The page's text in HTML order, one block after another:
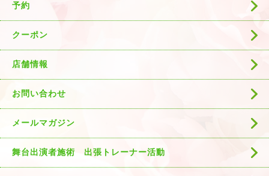
予約
クーポン
店舗情報
お問い合わせ
メールマガジン
舞台出演者施術 出張トレーナー活動